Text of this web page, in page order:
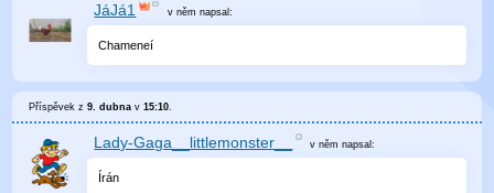
JáJá1 v něm napsal:
Chameneí
Příspěvek z9. dubna v15:10.
Lady-Gaga__littlemonster__ v němnapsal:
Írán